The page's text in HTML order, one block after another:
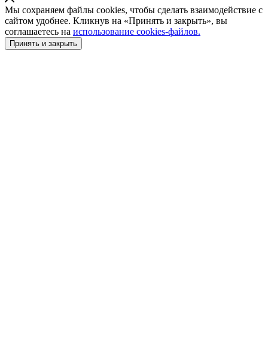
Мы сохраняем файлы cookies, чтобы сделать взаимодействие с
сайтом удобнее. Кликнув на «Принять и закрыть», вы
соглашаетесь на использование cookies-файлов.
Принять и закрыть